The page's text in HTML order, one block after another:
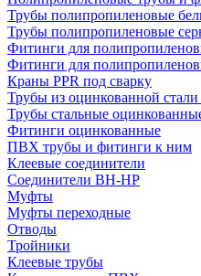
Трубы полипропиленовые
Трубы полипропиленовые
Фитинги для
Фитинги для
Краны PPR под сварку
Трубы из оцинкованной
Трубы стальные
Фитинги оцинкованные
ПВХ трубы и фитинги к ним
Клеевые соединители
Соединители ВН-НР
Муфты
Муфты переходные
Отводы
Тройники
Клеевые трубы